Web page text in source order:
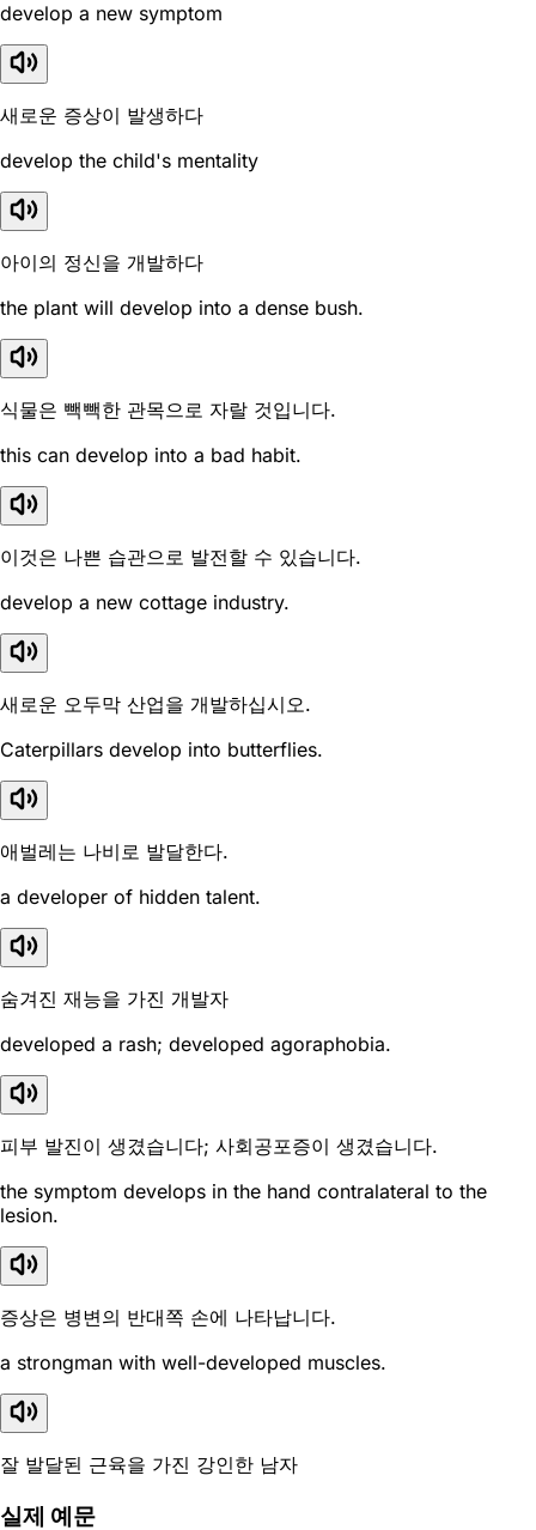
develop a new symptom
새로운 증상이 발생하다
develop the child's mentality
아이의 정신을 개발하다
the plant will develop into a dense bush.
식물은 빽빽한 관목으로 자랄 것입니다.
this can develop into a bad habit.
이것은 나쁜 습관으로 발전할 수 있습니다.
develop a new cottage industry.
새로운 오두막 산업을 개발하십시오.
Caterpillars develop into butterflies.
애벌레는 나비로 발달한다.
a developer of hidden talent.
숨겨진 재능을 가진 개발자
developed a rash; developed agoraphobia.
피부 발진이 생겼습니다; 사회공포증이 생겼습니다.
the symptom develops in the hand contralateral to the
lesion.
증상은 병변의 반대쪽 손에 나타납니다.
a strongman with well-developed muscles.
잘 발달된 근육을 가진 강인한 남자
실제 예문